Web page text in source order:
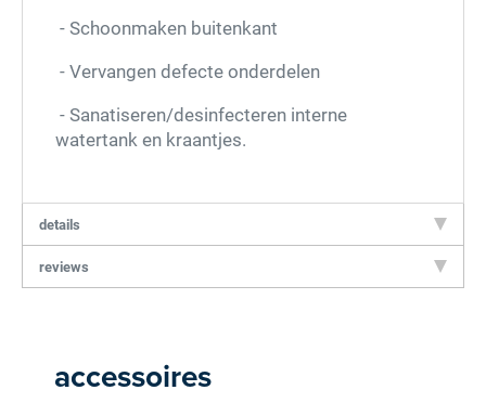
1 2
- Schoonmaken buitenkant
- Vervangen defecte onderdelen
- Sanatiseren/desinfecteren interne
watertank en kraantjes.
details
reviews
accessoires